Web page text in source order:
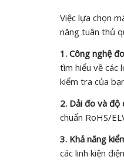
Việc lựa chọn
năng tuân thủ
1. Công nghệ
tìm hiểu về các
kiểm tra của
2. Dải đo và độ
chuẩn RoHS/
3. Khả năng
các linh kiện